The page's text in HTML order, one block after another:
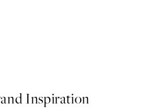
Inspiration